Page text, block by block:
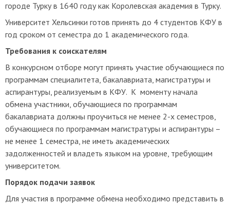
городе Турку в 1640 году как Королевская академия в Турку.
Университет Хельсинки готов принять до 4 студентов КФУ в
год сроком от семестра до 1 академического года.
Требования к соискателям
В конкурсном отборе могут принять участие обучающиеся по
программам специалитета, бакалавриата, магистратуры и
аспирантуры, реализуемым в КФУ. К моменту начала
обмена участники, обучающиеся по программам
бакалавриата должны проучиться не менее 2-х семестров,
обучающиеся по программам магистратуры и аспирантуры –
не менее 1 семестра, не иметь академических
задолженностей и владеть языком на уровне, требующим
университетом.
Порядок подачи заявок
Для участия в программе обмена необходимо представить в